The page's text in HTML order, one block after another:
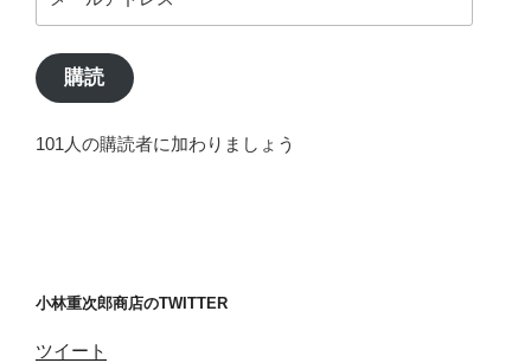
ー
ア
ド
ス
購読
101人の購読者に加わりましょう
小林重次郎商店のTWITTER
ツイート